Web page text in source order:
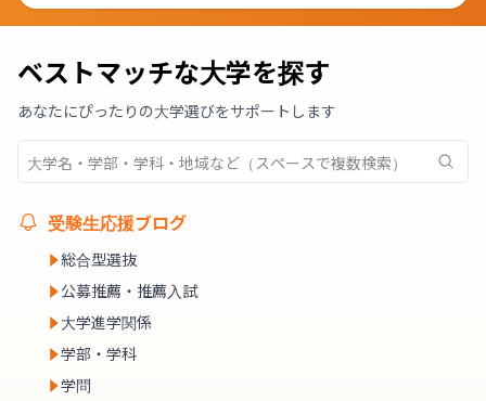
ベストマッチな大学を探す
あなたにぴったりの大学選びをサポートします
受験生応援ブログ
総合型選抜
公募推薦・推薦入試
大学進学関係
学部・学科
学問